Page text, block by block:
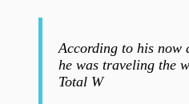
According to his now
he was traveling the
Total W